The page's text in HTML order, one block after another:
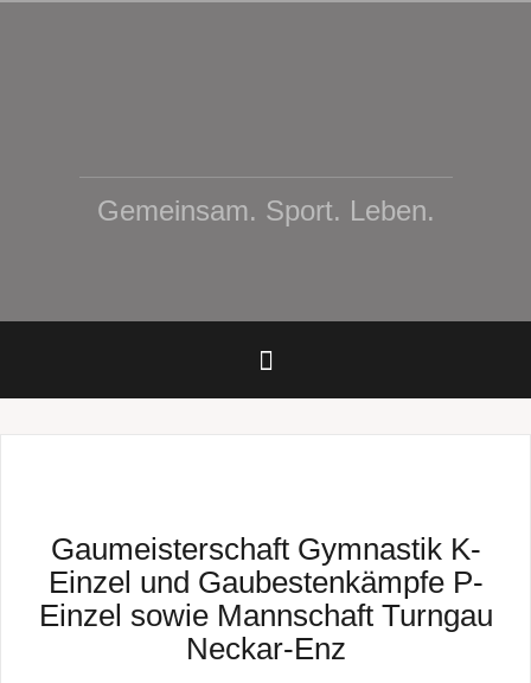
Gemeinsam. Sport. Leben.
Gaumeisterschaft Gymnastik K-
Einzel und Gaubestenkämpfe P-
Einzel sowie Mannschaft Turngau
Neckar-Enz